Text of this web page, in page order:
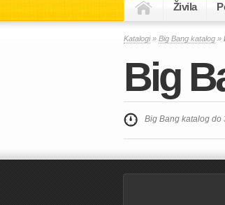
Živila
Katalogi» Big Bang katalog »
Big
Big Bang katalog do